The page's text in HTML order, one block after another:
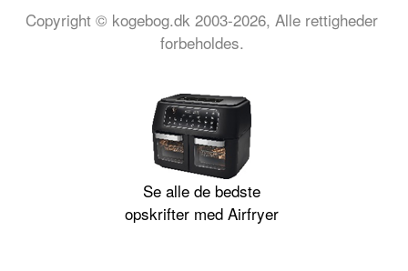
Copyright © kogebog.dk 2003-2026, Alle rettigheder
forbeholdes.
Se alle de bedste
opskrifter med Airfryer